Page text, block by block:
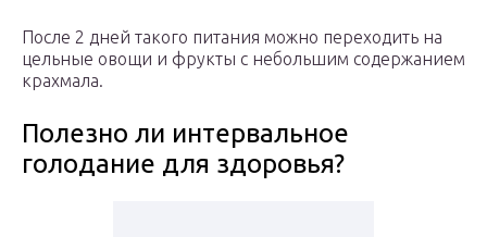
После 2 дней такого питания можно переходить на
цельные овощи и фрукты с небольшим содержанием
крахмала.
Полезно ли интервальное
голодание для здоровья?